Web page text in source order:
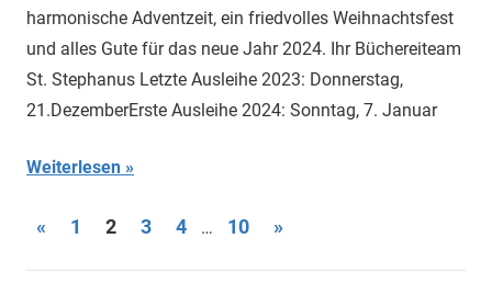
harmonische Adventzeit, ein friedvolles Weihnachtsfest
und alles Gute für das neue Jahr 2024. Ihr Büchereiteam
St. Stephanus Letzte Ausleihe 2023: Donnerstag,
21.DezemberErste Ausleihe 2024: Sonntag, 7. Januar
Weiterlesen
Seitennummerierung
der
« Vorherige
1 2 3 4 … 10
Nächste
»